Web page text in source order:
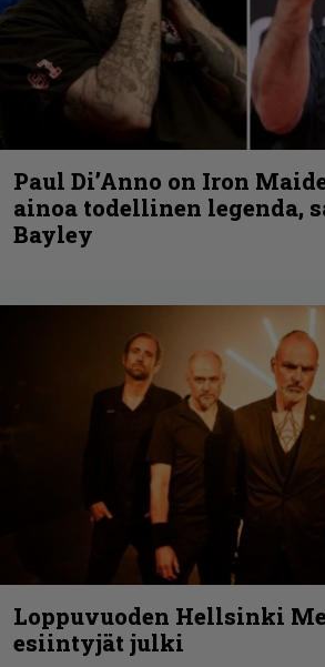
Paul Di’Anno on Iron
ainoa todellinen legenda,
Bayley
Loppuvuoden Hellsinki
esiintyjät julki